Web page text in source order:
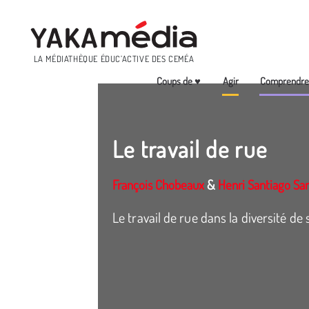
LA MÉDIATHÈQUE ÉDUC’ACTIVE DES CEMÉA
Menu
Coups de ♥ Agir Comprendre
Le travail de rue
François Chobeaux& Henri Santiago
Le travail de rue dans la diversité de